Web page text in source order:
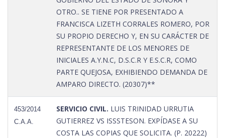
OTRO.. SE TIENE POR PRESENTADO A
FRANCISCA LIZETH CORRALES ROMERO, POR
SU PROPIO DERECHO Y, EN SU CARÁCTER DE
REPRESENTANTE DE LOS MENORES DE
INICIALES A.Y.N.C, D.S.C.R Y E.S.C.R, COMO
PARTE QUEJOSA, EXHIBIENDO DEMANDA DE
AMPARO DIRECTO. (20307)**
453/2014
C.A.A.
SERVICIO CIVIL. LUIS TRINIDAD URRUTIA
GUTIERREZ VS ISSSTESON. EXPÍDASE A SU
COSTA LAS COPIAS QUE SOLICITA. (P. 20222)